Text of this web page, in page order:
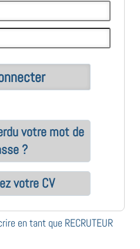
votre mot de
?
votre CV
en tant que RECRUTEUR